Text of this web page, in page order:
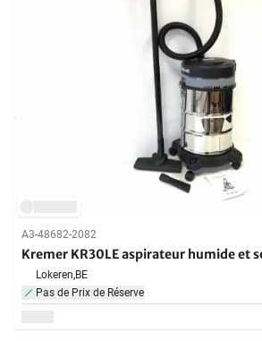
A3-48682-2082
Kremer KR30LE aspirateur humide et
Lokeren,BE
Pas de Prix de Réserve